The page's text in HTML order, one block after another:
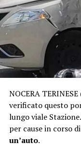
NOCERA TERINESE
verificato questo
lungo viale
per cause in corso
un’auto.